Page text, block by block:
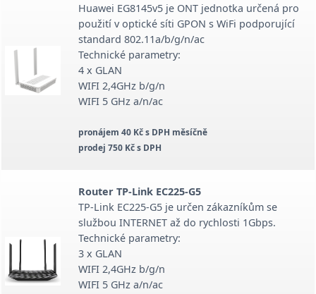
Huawei EG8145v5 je ONT jednotka určená pro
použití v optické síti GPON s WiFi podporující
standard 802.11a/b/g/n/ac
Technické parametry:
4 x GLAN
WIFI 2,4GHz b/g/n
WIFI 5 GHz a/n/ac
pronájem 40 Kč s DPH měsíčně
prodej 750 Kč s DPH
Router TP-Link EC225-G5
TP-Link EC225-G5 je určen zákazníkům se
službou INTERNET až do rychlosti 1Gbps.
Technické parametry:
3 x GLAN
WIFI 2,4GHz b/g/n
WIFI 5 GHz a/n/ac